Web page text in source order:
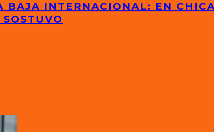
BAJA INTERNACIONAL: EN